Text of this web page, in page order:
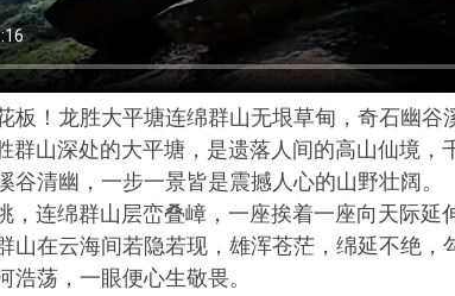
板！龙胜大平塘连绵群山无垠草甸，奇石幽谷
山深处的大平塘，是遗落人间的高山仙境，
谷清幽，一步一景皆是震撼人心的山野壮阔。
连绵群山层峦叠嶂，一座挨着一座向天际延
山在云海间若隐若现，雄浑苍茫，绵延不绝
浩荡，一眼便心生敬畏。